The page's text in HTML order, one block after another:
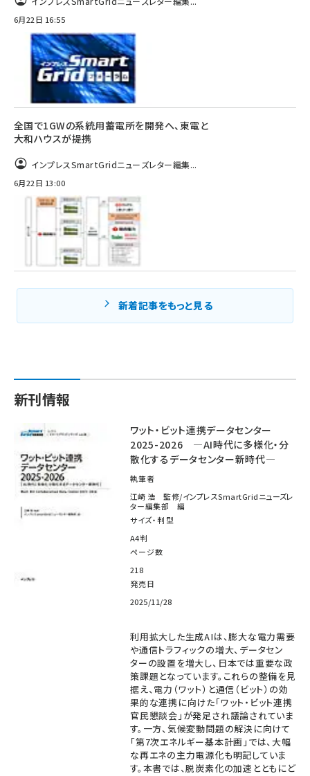
6月22日 16:55
全国で1GWの系統用蓄電所を開発へ、東電と
大和ハウスが提携
インプレスSmartGridニューズレター編集...
6月22日 13:00
新着記事をもっと見る
新刊情報
ワット・ビット連携データセンター
2025-2026 ―AI時代に多様化・分
散化するデータセンター新時代―
執筆者
江崎 浩 監修/インプレスSmartGridニューズレ
ター編集部 編
サイズ・判型
A4判
ページ数
218
発売日
2025/11/28
利用拡大した生成AIは、膨大な電力需要
や通信トラフィックの増大、データセン
ターの設置を増大し、日本では重要な政
策課題となっています。これらの整備を見
据え、電力（ワット）と通信（ビット）の効
果的な連携に向けた「ワット・ビット連携
官民懇談会」が発足され議論されていま
す。一方、気候変動問題の解決に向けて
「第7次エネルギー基本計画」では、大幅
な再エネの主力電源化も明記していま
す。本書では、脱炭素化の加速とともにど